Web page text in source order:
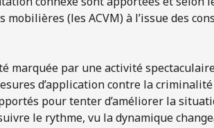
(les ACVM) à l’issue des
marquée par une activité
d’application contre la
pour tenter d’améliorer la
le rythme, vu la dynamique